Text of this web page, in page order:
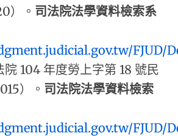
）。 司法院法學資料檢索系
FJUD/
院 104 年度勞上字第 18 號民
）。 司法院法學資料檢索
FJUD/